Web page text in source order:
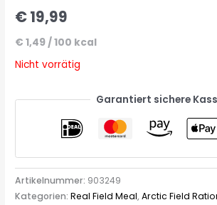
€19,99
€ 1,49 /100 kcal
Nicht vorrätig
Garantiert sichere
Artikelnummer: 903249
Kategorien:Real Field Meal,Arctic Field